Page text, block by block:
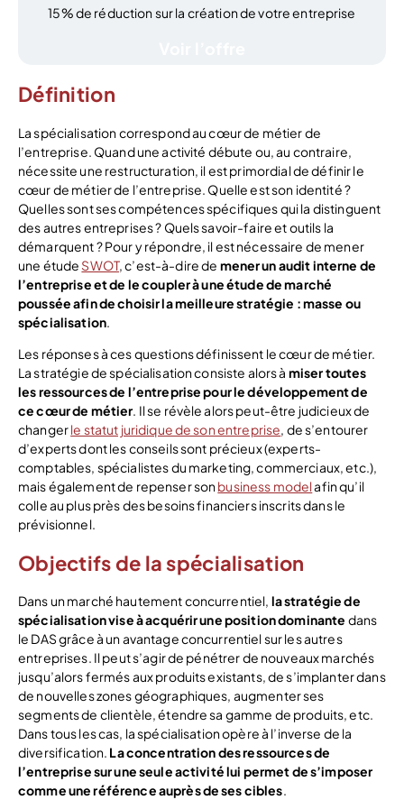
15% de réduction sur la création de votre entreprise
Définition
La spécialisation correspond au cœur de métier de
l’entreprise. Quand une activité débute ou, au contraire,
nécessite une restructuration, il est primordial de définir le
cœur de métier de l’entreprise. Quelle est son identité ?
Quelles sont ses compétences spécifiques qui la distinguent
des autres entreprises ? Quels savoir-faire et outils la
démarquent ? Pour y répondre, il est nécessaire de mener
une étude SWOT, c’est-à-dire de mener un audit interne de
l’entreprise et de le coupler à une étude de marché
poussée afin de choisir la meilleure stratégie : masse ou
spécialisation.
Les réponses à ces questions définissent le cœur de métier.
La stratégie de spécialisation consiste alors à miser toutes
les ressources de l’entreprise pour le développement de
ce cœur de métier . Il se révèle alors peut-être judicieux de
changerle statut juridique de son entreprise , de s’entourer
d’experts dont les conseils sont précieux (experts-
comptables, spécialistes du marketing, commerciaux, etc.),
mais également de repenser sonbusiness modelafin qu’il
colle au plus près des besoins financiers inscrits dans le
prévisionnel.
Objectifs de la spécialisation
Dans un marché hautement concurrentiel, la stratégie de
spécialisation vise à acquérir une position dominante dans
le DAS grâce à un avantage concurrentiel sur les autres
entreprises. Il peut s’agir de pénétrer de nouveaux marchés
jusqu’alors fermés aux produits existants, de s’implanter dans
de nouvelles zones géographiques, augmenter ses
segments de clientèle, étendre sa gamme de produits, etc.
Dans tous les cas, la spécialisation opère à l’inverse de la
diversification. La concentration des ressources de
l’entreprise sur une seule activité lui permet de s’imposer
comme une référence auprès de ses cibles.